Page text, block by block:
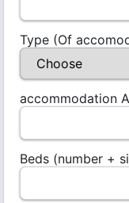
Type (Of
accommodation
Beds (number +